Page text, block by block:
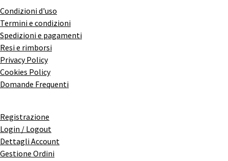
Condizioni d'uso
Termini e condizioni
Spedizioni e pagamenti
Resi e rimborsi
Privacy Policy
Cookies Policy
Domande Frequenti
Registrazione
Login / Logout
Dettagli Account
Gestione Ordini